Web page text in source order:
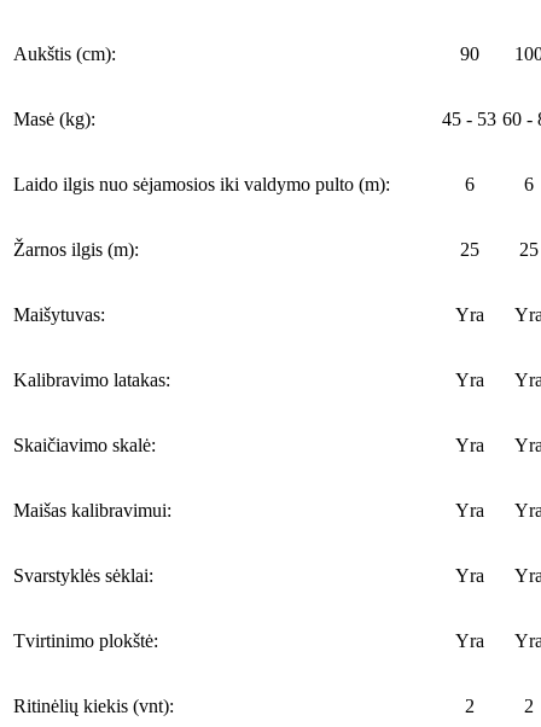
Aukštis (cm): 90
Masė (kg): 45 - 53 60 -
Laido ilgis nuo sėjamosios iki valdymo pulto (m): 6 6
Žarnos ilgis (m): 25 25
Maišytuvas: Yra
Kalibravimo latakas: Yra
Skaičiavimo skalė: Yra
Maišas kalibravimui: Yra
Svarstyklės sėklai: Yra
Tvirtinimo plokštė: Yra
Ritinėlių kiekis (vnt): 2 2